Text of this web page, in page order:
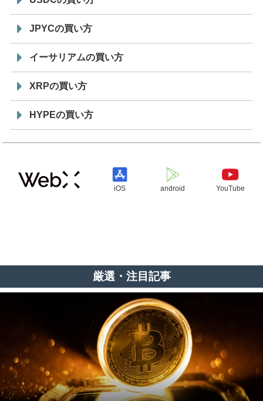
JPYCの買い方
イーサリアムの買い方
XRPの買い方
HYPEの買い方
iOS android YouTube
厳選・注目記事